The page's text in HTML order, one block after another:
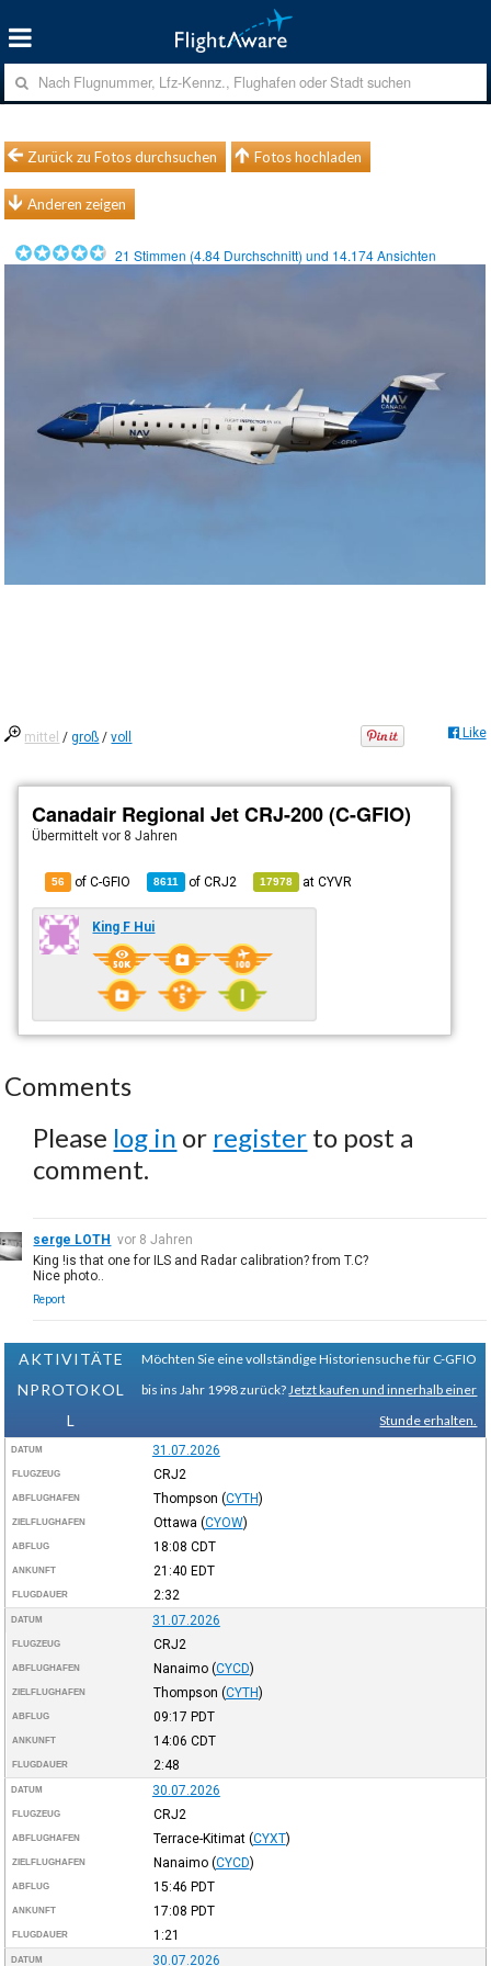
Zurück zu Fotos durchsuchen Fotos hochladen
Anderen zeigen
21 Stimmen (4.84 Durchschnitt) und 14.174Ansichten
mittel /groß /voll Like
Canadair Regional Jet CRJ-200 (C-GFIO)
Übermitteltvor 8 Jahren
56 of C-GFIO 8611 ofCRJ2 17978 atCYVR
King F Hui
Comments
Please log in or register to post a
comment.
serge LOTH vor 8 Jahren
King !is that one for ILS and Radar calibration? from T.C?
Nice photo..
Report
AKTIVITÄTE
NPROTOKOL
L
Möchten Sie eine vollständige Historiensuche für C-GFIO
bis ins Jahr 1998 zurück? Jetzt kaufen und innerhalb einer
Stunde erhalten.
DATUM 31.07.2026
FLUGZEUG CRJ2
ABFLUGHAFEN Thompson (CYTH)
ZIELFLUGHAFEN Ottawa (CYOW)
ABFLUG 18:08 CDT
ANKUNFT 21:40 EDT
FLUGDAUER 2:32
DATUM 31.07.2026
FLUGZEUG CRJ2
ABFLUGHAFEN Nanaimo (CYCD)
ZIELFLUGHAFEN Thompson (CYTH)
ABFLUG 09:17 PDT
ANKUNFT 14:06 CDT
FLUGDAUER 2:48
DATUM 30.07.2026
FLUGZEUG CRJ2
ABFLUGHAFEN Terrace-Kitimat (CYXT)
ZIELFLUGHAFEN Nanaimo (CYCD)
ABFLUG 15:46 PDT
ANKUNFT 17:08 PDT
FLUGDAUER 1:21
DATUM 30.07.2026